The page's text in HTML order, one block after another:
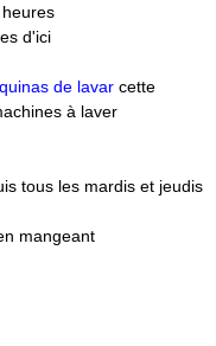
d'ici
de lavar cette
à laver
tous les mardis et jeudis
mangeant